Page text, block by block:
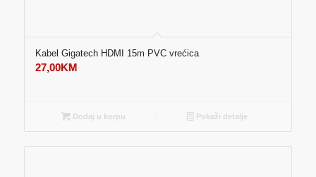
Kabel Gigatech HDMI 15m PVC vrećica
27,00KM
Dodaj u korpu Pokaži detalje